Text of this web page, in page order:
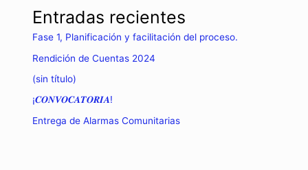
Entradas recientes
Fase 1, Planificación y facilitación del proceso.
Rendición de Cuentas 2024
(sin título)
¡𝑪𝑶𝑵𝑽𝑶𝑪𝑨𝑻𝑶𝑹𝑰𝑨!
Entrega de Alarmas Comunitarias